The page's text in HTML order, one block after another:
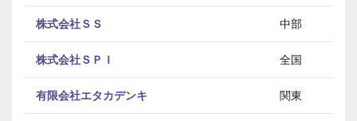
株式会社ＳＳ 中部
株式会社ＳＰＩ 全国
有限会社エタカデンキ 関東